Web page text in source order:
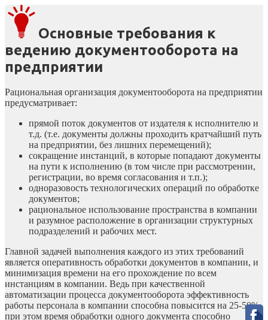
Основные требования к
ведению документооборота на
предприятии
Рациональная организация документооборота на предприятии
предусматривает:
прямой поток документов от издателя к исполнителю и
т.д. (т.е. документы должны проходить кратчайший путь
на предприятии, без лишних перемещений);
сокращение инстанций, в которые попадают документы
на пути к исполнению (в том числе при рассмотрении,
регистрации, во время согласования и т.п.);
одноразовость технологических операций по обработке
документов;
рациональное использование пространства в компании
и разумное расположение в организации структурных
подразделений и рабочих мест.
Главной задачей выполнения каждого из этих требований
является оперативность обработки документов в компании, и
минимизация времени на его прохождение по всем
инстанциям в компании. Ведь при качественной
автоматизации процесса документооборота эффективность
работы персонала в компании способна повысится на 25-50%,
при этом время обработки одного документа способно